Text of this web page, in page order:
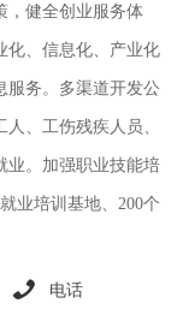
，健全创业服务体
化、信息化、产业化
服务。多渠道开发公
、工伤残疾人员、
业。加强职业技能培
业培训基地、200个
 电话